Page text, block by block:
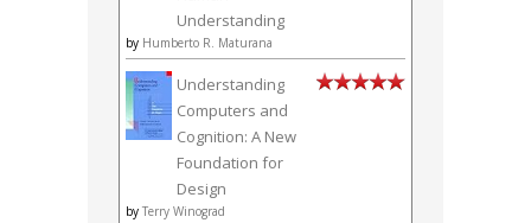
Understanding
by Humberto R. Maturana
Understanding
Computers and
Cognition: A New
Foundation for
Design
by Terry Winograd